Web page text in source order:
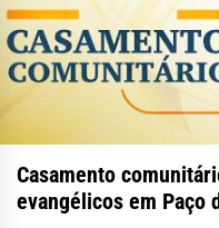
Casamento
evangélicos em Paço